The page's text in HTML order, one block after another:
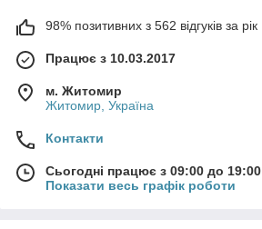
98% позитивних з 562 відгуків за рік
Працює з 10.03.2017
м. Житомир
Житомир, Україна
Контакти
Сьогодні працює з 09:00 до 19:00
Показати весь графік роботи